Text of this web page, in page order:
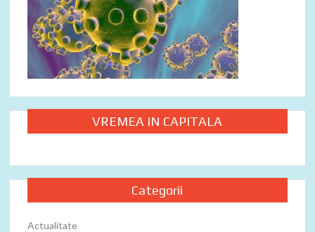
VREMEA IN CAPITALA
Categorii
Actualitate